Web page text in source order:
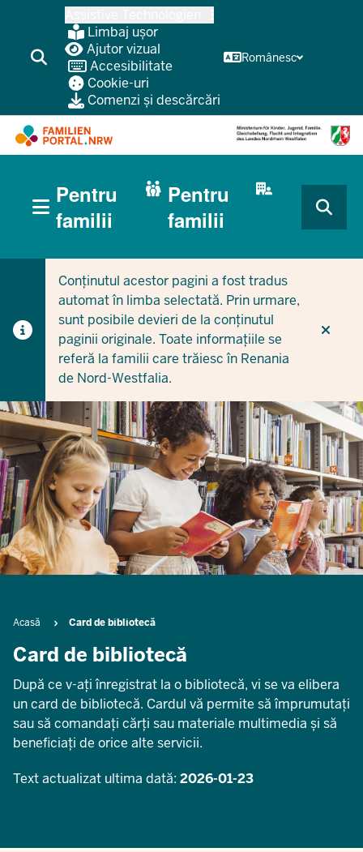
conținutul
principal
Limbaj ușor
Ajutor vizual
Accesibilitate
Cookie-uri
Comenzi și descărcări
Românesc
CURRENT SECTION PENTRU FAMILII
CURRENT SECTION PENTRU ÎNTREPRINDERI/
(BÜRGERBEREICH
MOBILE)
Pentru
familii
Pentru
familii
Conținutul acestor pagini a fost tradus
automat în limba selectată. Prin urmare,
sunt posibile devieri de la conținutul
paginii originale. Toate informațiile se
referă la familii care trăiesc în Renania
de Nord-Westfalia.
Breadcrumb
Acasă Card de bibliotecă
Card de bibliotecă
După ce v-ați înregistrat la o bibliotecă, vi se va elibera
un card de bibliotecă. Cardul vă permite să împrumutați
sau să comandați cărți sau materiale multimedia și să
beneficiați de orice alte servicii.
Text actualizat ultima dată: 2026-01-23